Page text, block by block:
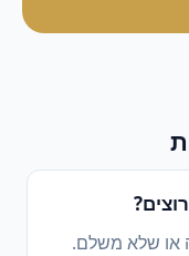
או שלא משלם.